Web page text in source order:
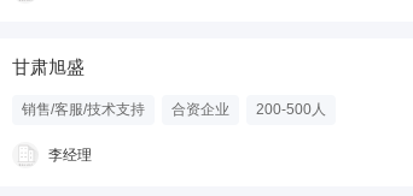
甘肃旭盛
销售/客服/技术支持 合资企业 200-500人
李经理